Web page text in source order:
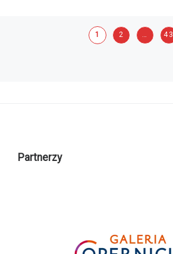
Nawigacja po wpisach
1 2 … 43
Partnerzy